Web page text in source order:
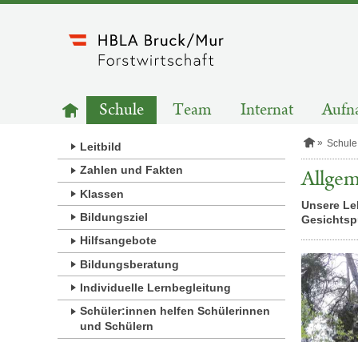
HAUPTNAVIGATION
Zur
Startseite
Schule Team Internat
Leitbild
Zahlen und Fakten
Klassen
Bildungsziel
Hilfsangebote
Bildungsberatung
Individuelle Lernbegleitung
Schüler:innen helfen Schülerinnen
und Schülern
S
r
s
e
e
Schule
Unsere